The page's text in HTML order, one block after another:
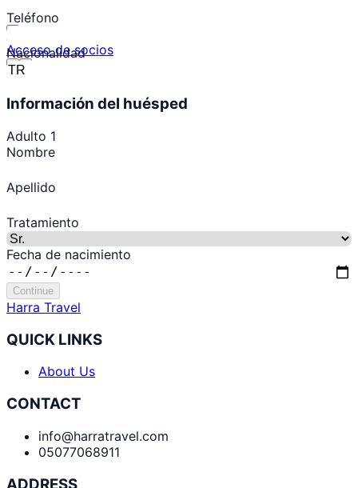
Acceso de socios
Teléfono
Nacionalidad
Información del huésped
Adulto 1
Nombre
Apellido
Tratamiento
Fecha de nacimiento
Continue
Harra Travel
QUICK LINKS
About Us
CONTACT
info@harratravel.com
05077068911
ADDRESS